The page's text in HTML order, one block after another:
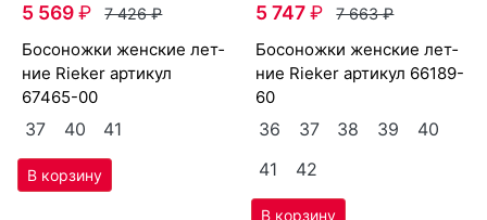
5 569₽ 7 426₽
бо­сонож­ки женс­кие лет­
ние Ri­eker артикул
67465-00
37 40 41
5 747₽ 7 663₽
бо­сонож­ки женс­кие лет­
ние Ri­eker артикул 66189-
60
36 37 38 39
40
41
42